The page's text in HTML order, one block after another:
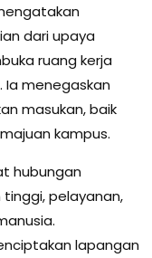
dari upaya
ruang kerja
Ia menegaskan
masukan, baik
kampus.
hubungan
pelayanan,
lapangan